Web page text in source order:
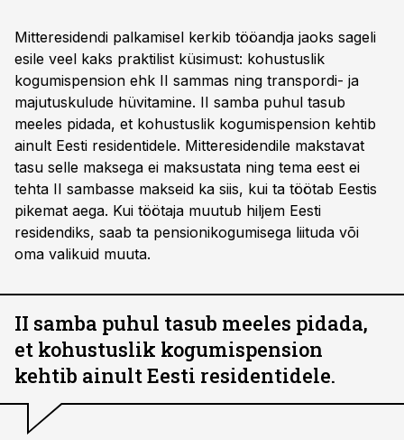
Mitteresidendi palkamisel kerkib tööandja jaoks sageli
esile veel kaks praktilist küsimust: kohustuslik
kogumispension ehk II sammas ning transpordi- ja
majutuskulude hüvitamine. II samba puhul tasub
meeles pidada, et kohustuslik kogumispension kehtib
ainult Eesti residentidele. Mitteresidendile makstavat
tasu selle maksega ei maksustata ning tema eest ei
tehta II sambasse makseid ka siis, kui ta töötab Eestis
pikemat aega. Kui töötaja muutub hiljem Eesti
residendiks, saab ta pensionikogumisega liituda või
oma valikuid muuta.
II samba puhul tasub meeles pidada,
et kohustuslik kogumispension
kehtib ainult Eesti residentidele.